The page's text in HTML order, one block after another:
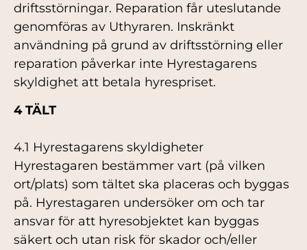
driftsstörningar. Reparation får uteslutande
genomföras av Uthyraren. Inskränkt
användning på grund av driftsstörning eller
reparation påverkar inte Hyrestagarens
skyldighet att betala hyrespriset.
4 TÄLT
4.1 Hyrestagarens skyldigheter
Hyrestagaren bestämmer vart (på vilken
ort/plats) som tältet ska placeras och byggas
på. Hyrestagaren undersöker om och tar
ansvar för att hyresobjektet kan byggas
säkert och utan risk för skador och/eller